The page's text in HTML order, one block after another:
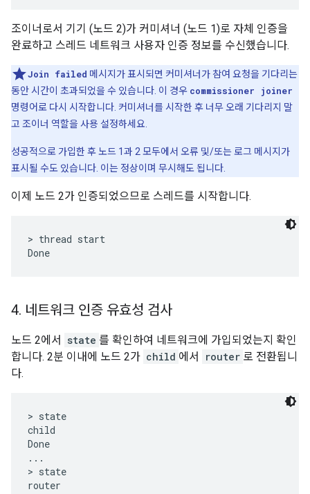
조이너로서 기기 (노드 2)가 커미셔너 (노드 1)로 자체 인증을
완료하고 스레드 네트워크 사용자 인증 정보를 수신했습니다.
Join failed 메시지가 표시되면 커미셔너가 참여 요청을 기다리는
동안 시간이 초과되었을 수 있습니다. 이 경우 commissioner joiner
명령어로 다시 시작합니다. 커미셔너를 시작한 후 너무 오래 기다리지 말
고 조이너 역할을 사용 설정하세요.
성공적으로 가입한 후 노드 1과 2 모두에서 오류 및/또는 로그 메시지가
표시될 수도 있습니다. 이는 정상이며 무시해도 됩니다.
이제 노드 2가 인증되었으므로 스레드를 시작합니다.
> thread start
4. 네트워크 인증 유효성 검사
노드 2에서 state 를 확인하여 네트워크에 가입되었는지 확인
합니다. 2분 이내에 노드 2가 child 에서 router 로 전환됩니
다.
> state
child
Done
...
> state
router